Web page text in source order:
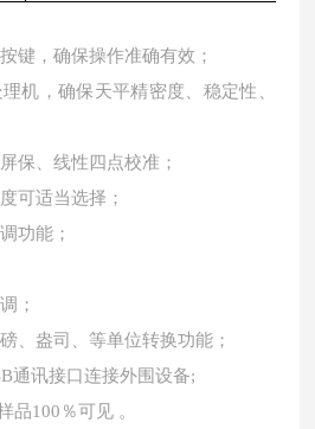
键，确保操作准确有效；
机，确保天平精密度、稳定性、
保、线性四点校准；
可适当选择；
功能；
；
、盎司、等单位转换功能；
通讯接口连接外围设备;
品100％可见 。